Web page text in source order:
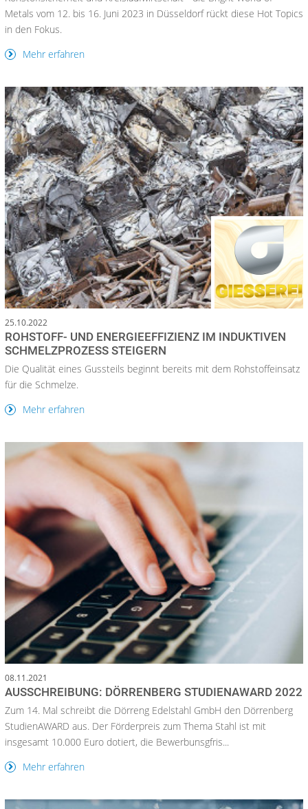
Metals vom 12. bis 16. Juni 2023 in Düsseldorf rückt diese Hot Topics
in den Fokus.
Mehr erfahren
25.10.2022
ROHSTOFF- UND ENERGIEEFFIZIENZ IM INDUKTIVEN
SCHMELZPROZESS STEIGERN
Die Qualität eines Gussteils beginnt bereits mit dem Rohstoffeinsatz
für die Schmelze.
Mehr erfahren
08.11.2021
AUSSCHREIBUNG: DÖRRENBERG STUDIENAWARD 2022
Zum 14. Mal schreibt die Dörreng Edelstahl GmbH den Dörrenberg
StudienAWARD aus. Der Förderpreis zum Thema Stahl ist mit
insgesamt 10.000 Euro dotiert, die Bewerbunsgfris...
Mehr erfahren